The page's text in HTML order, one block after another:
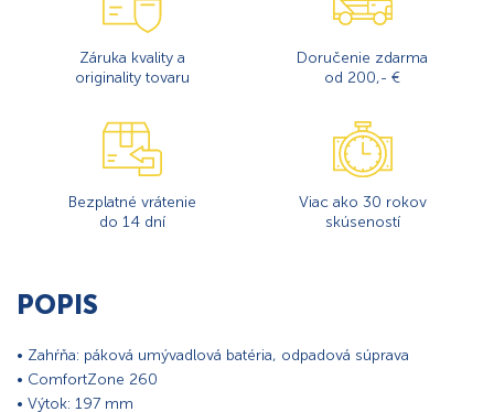
Záruka kvality a
originality tovaru
Doručenie zdarma
od 200,- €
Bezplatné vrátenie
do 14 dní
Viac ako 30 rokov
skúseností
POPIS
• Zahŕňa: páková umývadlová batéria, odpadová súprava
• ComfortZone 260
• Výtok: 197 mm